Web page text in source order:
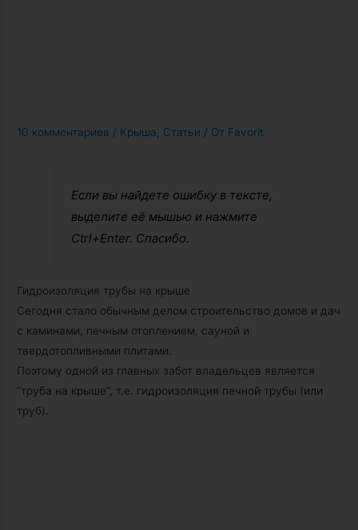
10 комментариев / Крыша, Статьи / От Favorit
Если вы найдете ошибку в тексте,
выделите её мышью и нажмите
Ctrl+Enter. Спасибо.
Гидроизоляция трубы на крыше
Сегодня стало обычным делом строительство домов и дач
с каминами, печным отоплением, сауной и
твердотопливными плитами.
Поэтому одной из главных забот владельцев является
“труба на крыше”, т.е. гидроизоляция печной трубы (или
труб).